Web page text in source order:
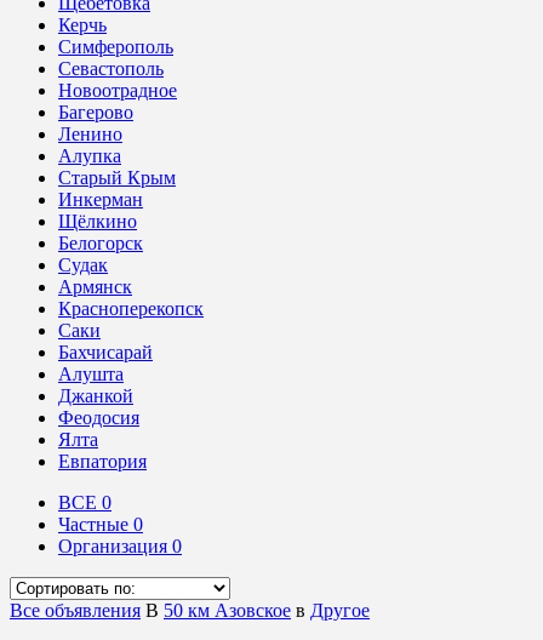
Керчь
Симферополь
Севастополь
Новоотрадное
Багерово
Ленино
Алупка
Старый Крым
Инкерман
Щёлкино
Белогорск
Судак
Армянск
Красноперекопск
Саки
Бахчисарай
Алушта
Джанкой
Феодосия
Ялта
Евпатория
ВСЕ 0
Частные 0
Организация 0
Все объявления В 50 км Азовское в Другое